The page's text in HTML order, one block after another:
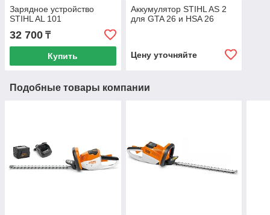
Зарядное устройство
STIHL AL 101
32 700 ₸
Купить
Аккумулятор STIHL AS 2
для GTA 26 и HSA 26
Цену уточняйте
Подобные товары компании